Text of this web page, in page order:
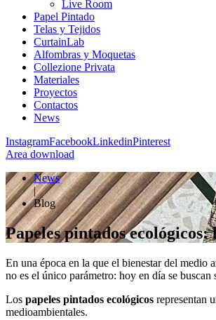
Live Room
Papel Pintado
Telas y Tejidos
CurtainLab
Alfombras y Moquetas
Collezione Privata
Materiales
Proyectos
Contactos
News
InstagramFacebookLinkedinPinterest
Area download
News
|
Blog
Papeles pintados
En una época en la que el bienestar del medio
no es el único parámetro: hoy en día se
Los papeles pintados ecológicos representan
medioambientales.